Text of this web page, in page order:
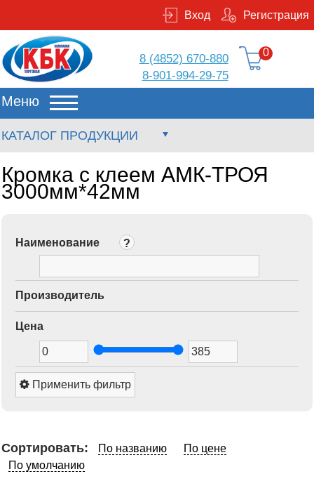
Регистрация
Вход
8 (4852) 670-880
8-901-994-29-75
0
Меню
КАТАЛОГ ПРОДУКЦИИ
Кромка с клеем АМК-ТРОЯ
3000мм*42мм
?
Наименование
Производитель
Цена
Применить фильтр
Сортировать: По названию
По цене
По умолчанию